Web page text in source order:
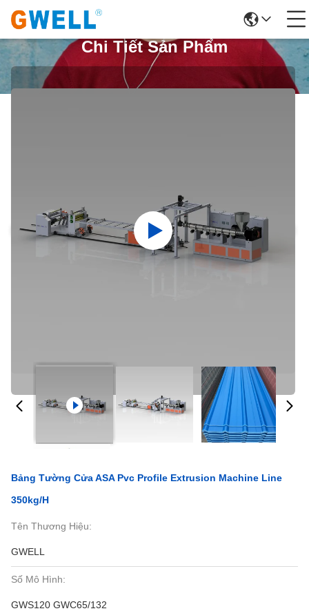
Chi Tiết Sản Phẩm
Bảng Tường Cửa ASA Pvc Profile Extrusion Machine Line
350kg/H
Tên Thương Hiệu:
GWELL
Số Mô Hình:
GWS120 GWC65/132